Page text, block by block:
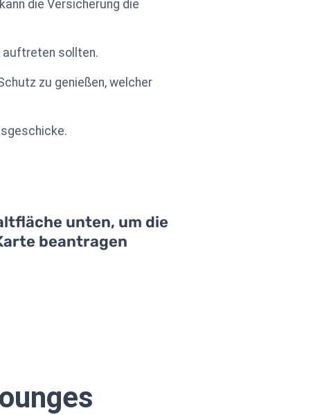
die Versicherung die
auftreten sollten.
zu genießen, welcher
unten, um die
beantragen